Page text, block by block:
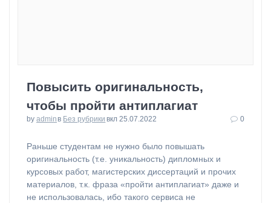
Повысить оригинальность,
чтобы пройти антиплагиат
by adminв Без рубрики вкл 25.07.2022 0
⁠Раньше студентам не нужно было повышать
оригинальность (т.е. уникальность) дипломных и
курсовых работ, магистерских диссертаций и прочих
материалов, т.к. фраза «пройти антиплагиат» даже и
не использовалась, ибо такого сервиса не